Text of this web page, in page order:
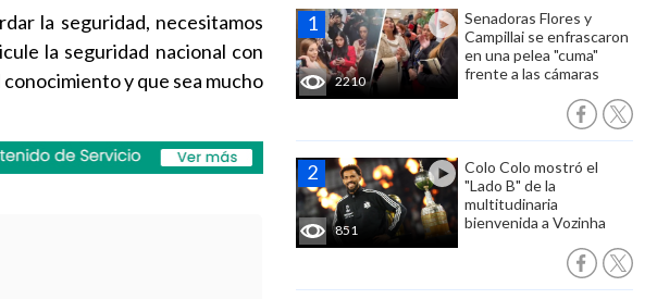
2210
Senadoras Flores y
Campillai se enfrascaron
en una pelea "cuma"
frente a las cámaras
851
Colo Colo mostró el
"Lado B" de la
multitudinaria
bienvenida a Vozinha
la seguridad, necesitamos
la seguridad nacional con
y que sea mucho